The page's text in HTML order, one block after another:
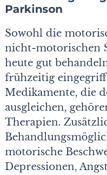
Parkinson
Sowohl die
nicht-motorischen
heute gut
frühzeitig
Medikamente, die
ausgleichen,
Therapien.
motorische
Depressionen,